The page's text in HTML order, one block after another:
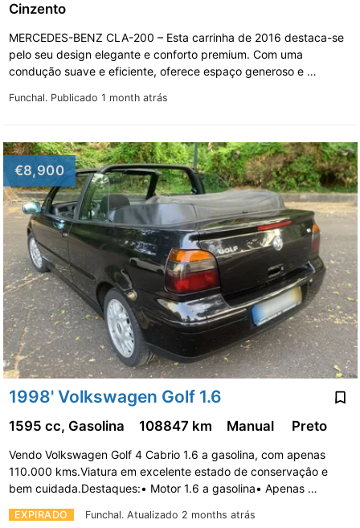
Funchal. Publicado 1 month atrás
Cinzento
MERCEDES-BENZ CLA-200 – Esta carrinha de 2016 destaca-se
pelo seu design elegante e conforto premium. Com uma
condução suave e eficiente, oferece espaço generoso e …
€8,900
1998' Volkswagen Golf 1.6
EXPIRADO Funchal. Atualizado 2 months atrás
1595 cc, Gasolina 108847 km Manual Preto
Vendo Volkswagen Golf 4 Cabrio 1.6 a gasolina, com apenas
110.000 kms.Viatura em excelente estado de conservaçâo e
bem cuidada.Destaques:• Motor 1.6 a gasolina• Apenas …